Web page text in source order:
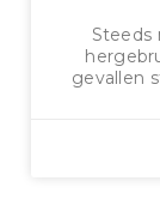
Steeds
gevallen